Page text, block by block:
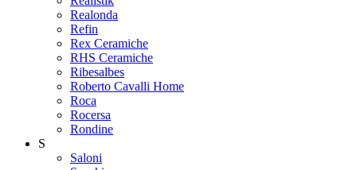
Realonda
Refin
Rex Ceramiche
RHS Ceramiche
Ribesalbes
Roberto Cavalli Home
Roca
Rocersa
Rondine
S
Saloni